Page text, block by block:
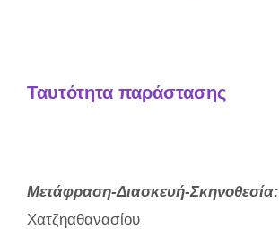
Ταυτότητα παράστασης
Μετάφραση-Διασκευή-Σκηνοθεσία:
Χατζηαθανασίου